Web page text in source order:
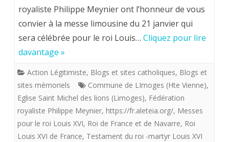
janvier
2021
.
interdites
à
partir
pour
le
roi
en
l’église
royaliste Philippe Meynier ont l’honneur de vous
convier à la messe limousine du 21 janvier qui
sera célébrée pour le roi Louis… Cliquez pour lire
davantage »
Action Légitimiste, Blogs et sites catholiques, Blogs et
sites mémoriels
Commune de LImoges (Hte Vienne),
Eglise Saint Michel des lions (Limoges), Fédération
royaliste Philippe Meynier, https://fr.aleteia.org/, Messes
pour le roi Louis XVI, Roi de France et de Navarre, Roi
Louis XVI de France, Testament du roi -martyr Louis XVI